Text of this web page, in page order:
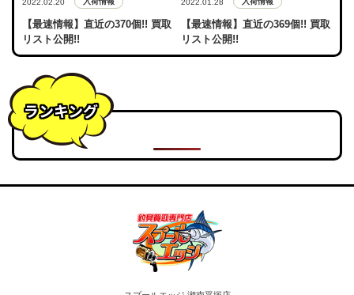
【最速情報】直近の370個!! 買取
リスト公開!!
【最速情報】直近の369個!! 買取
リスト公開!!
ランキング